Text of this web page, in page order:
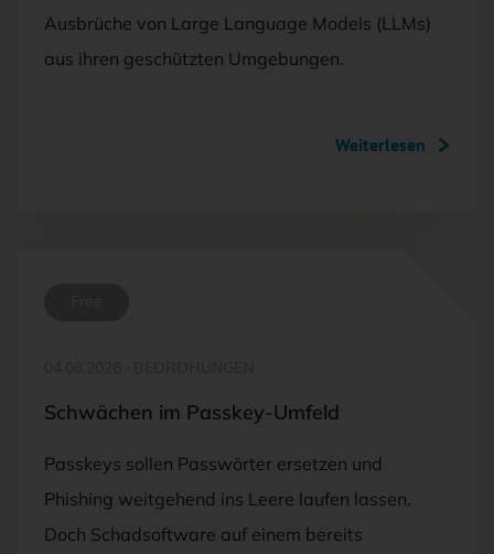
Ausbrüche von Large Language Models (LLMs)
aus ihren geschützten Umgebungen.
Weiterlesen
Schwächen im Passkey-Umfeld
Passkeys sollen Passwörter ersetzen und
Phishing weitgehend ins Leere laufen lassen.
Doch Schadsoftware auf einem bereits